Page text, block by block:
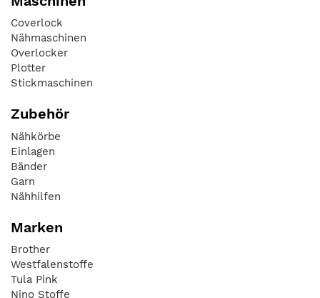
Coverlock
Nähmaschinen
Overlocker
Plotter
Stickmaschinen
Zubehör
Nähkörbe
Einlagen
Bänder
Garn
Nähhilfen
Marken
Brother
Westfalenstoffe
Tula Pink
Nino Stoffe